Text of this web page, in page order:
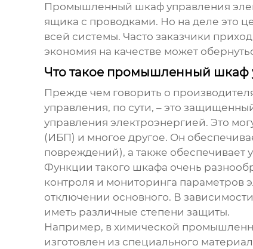
Промышленный шкаф управления
ящика с проводками. Но на деле это
всей системы. Часто заказчики
экономия на качестве может
Что такое промышленный шкаф
Прежде чем говорить о
управления, по сути, – это
управления электроэнергией. Это
(ИБП) и многое другое. Он
повреждений), а также обеспечивает
Функции такого шкафа очень
контроля и мониторинга параметров
отключении основного. В
иметь различные степени защиты.
Например, в химической
изготовлен из специального